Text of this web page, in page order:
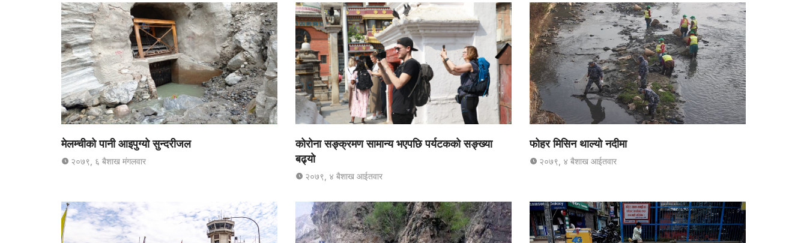
मेलम्चीको पानी आइपुग्यो सुन्दरीजल
२०७९, ६ बैशाख मंगलवार
कोरोना सङ्क्रमण सामान्य भएपछि पर्यटकको सङ्ख्या
बढ्यो
२०७९, ४ बैशाख आईतवार
फोहर मिसिन थाल्यो नदीमा
२०७९, ४ बैशाख आईतवार